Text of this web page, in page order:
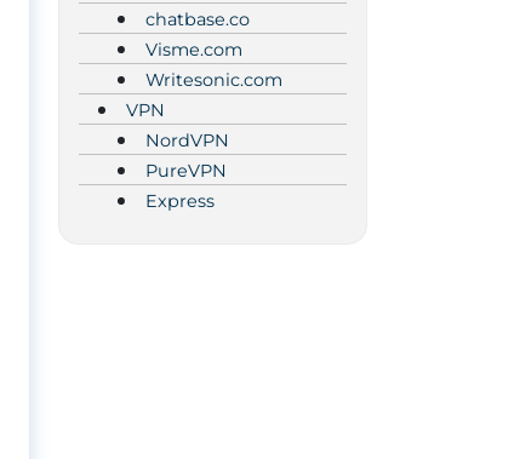
chatbase.co
Visme.com
Writesonic.com
VPN
NordVPN
PureVPN
Express